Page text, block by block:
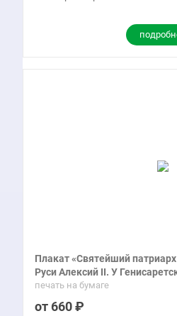
Плакат «Святейший
Руси Алексий II. У
печать на бумаге
660